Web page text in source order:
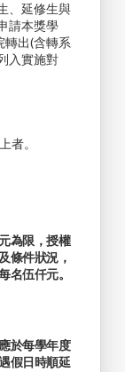
、延修生與
請本獎學
轉出(含轉系
入實施對
者。
為限，授權
條件狀況，
名伍仟元。
於每學年度
假日時順延